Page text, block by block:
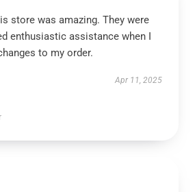
store was amazing. They were
enthusiastic assistance when I
to my order.
Apr 11, 2025